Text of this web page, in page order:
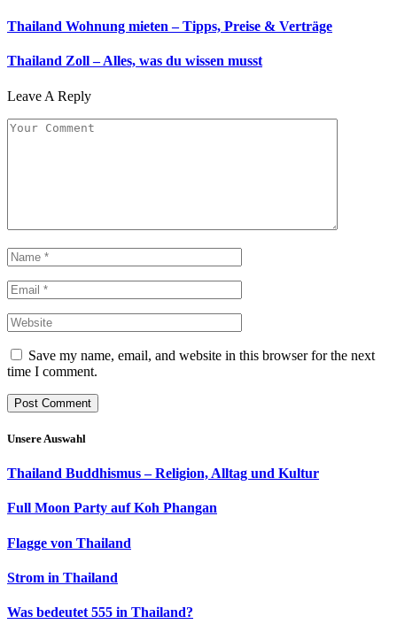
Thailand Wohnung mieten – Tipps, Preise & Verträge
Thailand Zoll – Alles, was du wissen musst
Leave A Reply
Save my name, email, and website in this browser for the next
time I comment.
Unsere Auswahl
Thailand Buddhismus – Religion, Alltag und Kultur
Full Moon Party auf Koh Phangan
Flagge von Thailand
Strom in Thailand
Was bedeutet 555 in Thailand?